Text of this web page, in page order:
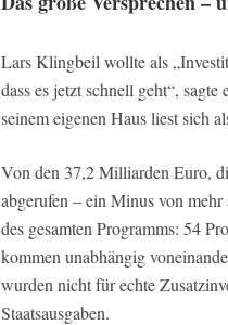
Lars Klingbeil wollte als
dass es jetzt schnell geht“,
seinem eigenen Haus liest sich
Von den 37,2 Milliarden Euro,
abgerufen – ein Minus von
des gesamten Programms: 54
kommen unabhängig
wurden nicht für echte
Staatsausgaben.